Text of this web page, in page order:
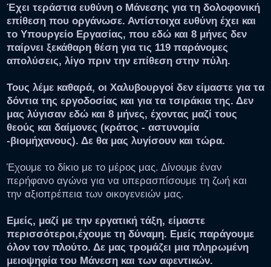
Έχει τεράστια ευθύνη ο Μάνεσης για τη δολοφονική
επίθεση που οργάνωσε. Αντίστοιχα ευθύνη έχει και
το Υπουργείο Εργασίας, που εδώ και 8 μήνες δεν
παίρνει ξεκάθαρη θέση για τις 119 παράνομες
απολύσεις, λίγο πριν την επίθεση στην πύλη.
Τους λέμε καθαρά, οι Χαλυβουργοί δεν είμαστε για τα
δόντια της εργοδοσίας και για τα τσιράκια της. Δεν
μας λύγισαν εδώ και 8 μήνες, έχοντας μαζί τους
θεούς και δαίμονες (κράτος - αστυνομία
-βιομήχανους). Δε θα μας λυγίσουν και τώρα.
Έχουμε το δίκιο με το μέρος μας. Δίνουμε έναν
περήφανο αγώνα για να υπερασπίσουμε τη ζωή και
την αξιοπρέπεια των οικογενειών μας.
Εμείς, μαζί με την εργατική τάξη, είμαστε
περισσότεροι,έχουμε τη δύναμη. Εμείς παράγουμε
όλον τον πλούτο. Δε μας τρομάζει μια πληρωμένη
μειοψηφία του Μάνεση και των αφεντικών.